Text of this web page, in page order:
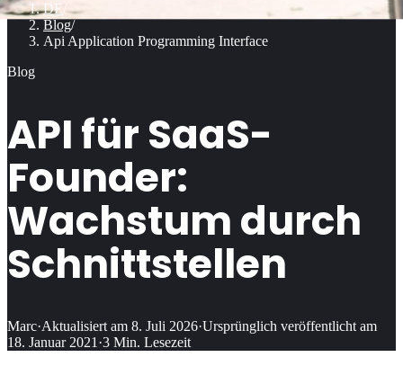
DE/
Blog/
Api Application Programming Interface
Blog
API für SaaS-
Founder:
Wachstum durch
Schnittstellen
Marc·Aktualisiert am 8. Juli 2026·Ursprünglich veröffentlicht am
18. Januar 2021 ·3 Min. Lesezeit